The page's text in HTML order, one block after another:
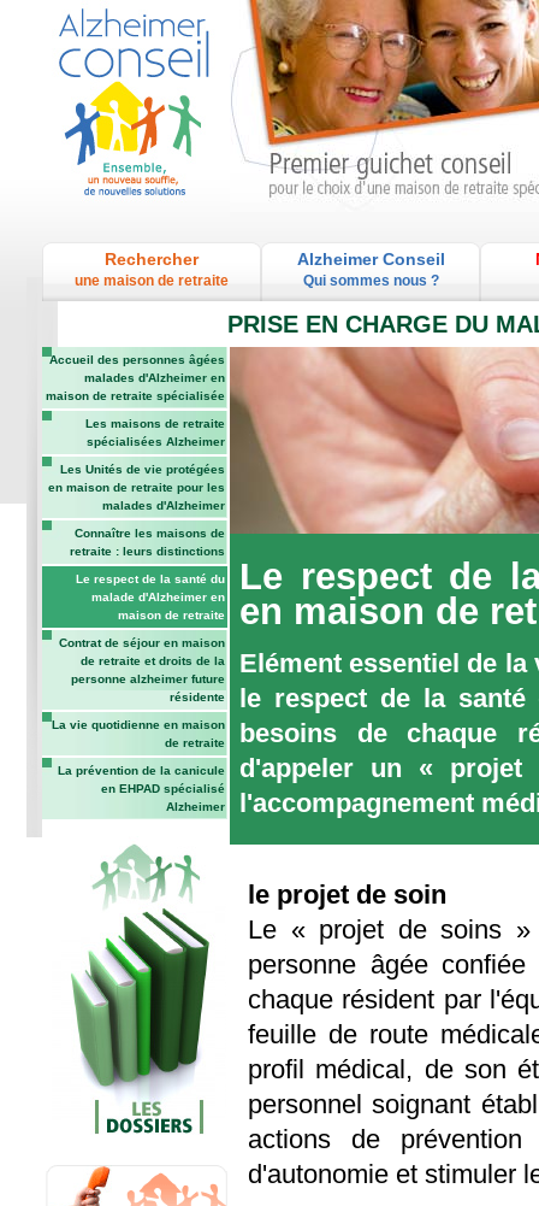
Rechercher
une maison de retraite
Alzheimer Conseil
Qui sommes nous ?
PRISE EN CHARGE DU
Accueil des personnes âgées
malades d'Alzheimer en
maison de retraite spécialisée
Les maisons de retraite
spécialisées Alzheimer
Les Unités de vie protégées
en maison de retraite pour les
malades d'Alzheimer
Connaître les maisons de
retraite : leurs distinctions
Le respect de la santé du
malade d'Alzheimer en
maison de retraite
Contrat de séjour en maison
de retraite et droits de la
personne alzheimer future
résidente
La vie quotidienne en maison
de retraite
La prévention de la canicule
en EHPAD spécialisé
Alzheimer
Le respect de
en maison de
Elément essentiel de
le respect de la santé
besoins de chaque
d'appeler un «
l'accompagnement
le projet de soin
Le « projet de soins
personne âgée
chaque résident par
feuille de route
profil médical, de son
personnel soignant
actions de
d'autonomie et stimuler